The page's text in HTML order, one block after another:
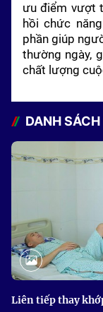
ưu điểm vượt
hồi chức
phần giúp
thường ngày,
chất lượng
DANH SÁCH
Liên tiếp thay